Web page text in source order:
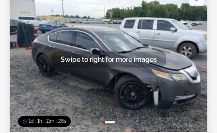
1d : 1h : 11m : 25s
Swipe to right for more images